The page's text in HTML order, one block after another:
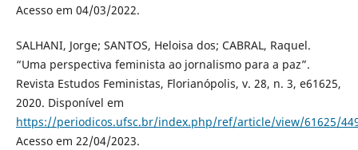
Acesso em 04/03/2022.
SALHANI, Jorge; SANTOS, Heloisa dos; CABRAL, Raquel.
“Uma perspectiva feminista ao jornalismo para a paz”.
Revista Estudos Feministas, Florianópolis, v. 28, n. 3, e61625,
2020. Disponível em
https://periodicos.ufsc.br/index.php/ref/article/view/61625/
Acesso em 22/04/2023.